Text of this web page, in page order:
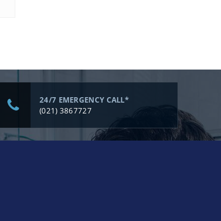
24/7 EMERGENCY CALL*
(021) 3867727